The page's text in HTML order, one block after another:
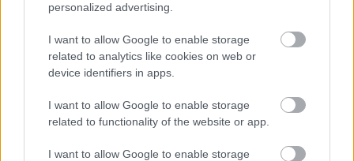
personalized advertising.
I want to allow Google to enable storage
related to analytics like cookies on web or
device identifiers in apps.
I want to allow Google to enable storage
related to functionality of the website or app.
I want to allow Google to enable storage
Dave Burd és GaTA a Dave című sorozatban